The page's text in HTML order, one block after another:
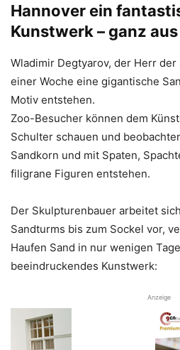
Hannover ein
Kunstwerk – ganz aus
Wladimir Degtyarov, der Herr
einer Woche eine gigantische
Motiv entstehen.
Zoo-Besucher können dem
Schulter schauen und
Sandkorn und mit Spaten,
filigrane Figuren entstehen.
Der Skulpturenbauer arbeitet
Sandturms bis zum Sockel vor,
Haufen Sand in nur wenigen
beeindruckendes Kunstwerk:
Anzeige